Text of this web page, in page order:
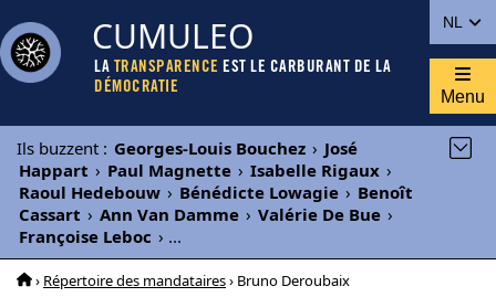
NL
CUMULEO
LA TRANSPARENCE EST LE CARBURANT DE LA
DÉMOCRATIE
Menu
Ils buzzent : Georges-Louis Bouchez › José
Happart › Paul Magnette › Isabelle Rigaux ›
Raoul Hedebouw › Bénédicte Lowagie › Benoît
Cassart › Ann Van Damme › Valérie De Bue ›
Françoise Leboc › ...
› Répertoire des mandataires› Bruno Deroubaix